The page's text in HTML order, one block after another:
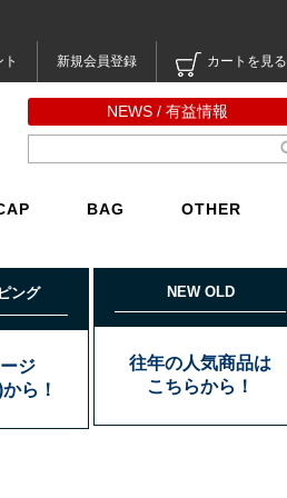
新規会員登録 カートを見る
NEWS / 有益情報
BAG OTHER
ング
ジ
ら！
NEW OLD
往年の人気商品は
こちらから！